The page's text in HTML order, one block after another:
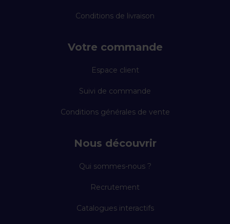
Conditions de livraison
Votre commande
Espace client
Suivi de commande
Conditions générales de vente
Nous découvrir
Qui sommes-nous ?
Recrutement
Catalogues interactifs